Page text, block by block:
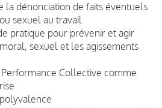
la dénonciation de faits éventuels
sexuel au travail
pratique pour prévenir et agir
sexuel et les agissements
Collective comme